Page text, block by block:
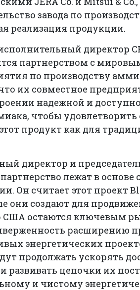
завода по
реализация продукции.
директор
партнерством с
по производству
их совместное
надежной и
чтобы
продукт как для
директор и
лежат в основе
Он считает этот проект
они создают для
США остаются ключевым
расширению
энергетических
продолжать ускорять
цепочки их
и чистому